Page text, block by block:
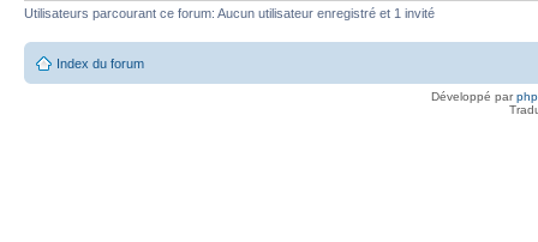
Utilisateurs parcourant ce forum: Aucun utilisateur enregistré et 1 invité
Index du forum
Développé par